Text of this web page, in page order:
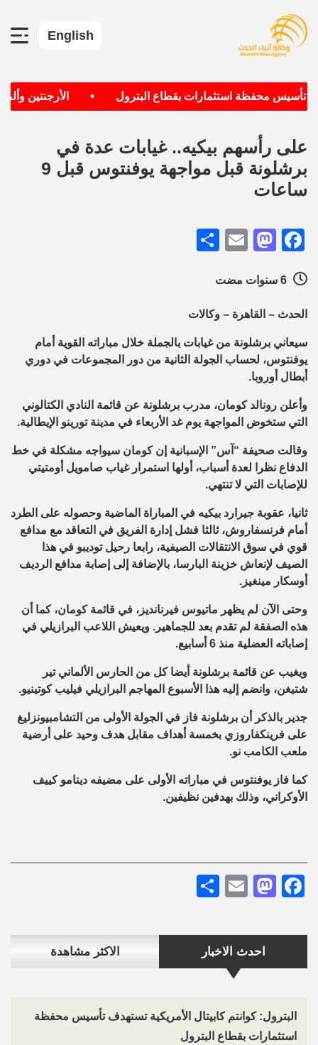
English
تأسيس محفظة استثمارات بقطاع البترول الأرجنتين
احدث الاخبار الاكثر مشاهدة
البترول: كوانتم كابيتال الأمريكية تستهدف تأسيس محفظة
استثمارات بقطاع البترول
على رأسهم بيكيه.. غيابات عدة في
برشلونة قبل مواجهة يوفنتوس قبل 9
ساعات
Facebook
Mastodon
Email
الحدث – القاهرة – وكالات
سيعاني برشلونة من غيابات بالجملة خلال مباراته القوية أمام
يوفنتوس، لحساب الجولة الثانية من دور المجموعات في دوري
أبطال أوروبا.
وأعلن رونالد كومان، مدرب برشلونة عن قائمة النادي الكتالوني
التي ستخوض المواجهة يوم غد الأربعاء في مدينة تورينو الإيطالية.
وقالت صحيفة “آس” الإسبانية إن كومان سيواجه مشكلة في خط
الدفاع نظرا لعدة أسباب، أولها استمرار غياب صامويل أومتيتي
للإصابات التي لا تنتهي.
ثانيا، عقوبة جيرارد بيكيه في المباراة الماضية وحصوله على الطرد
أمام فرنسفاروش، ثالثا فشل إدارة الفريق في التعاقد مع مدافع
قوي في سوق الانتقالات الصيفية، رابعا رحيل توديبو في هذا
الصيف لإنعاش خزينة البارسا، بالإضافة إلى إصابة مدافع الرديف
أوسكار مينغيز.
وحتى الآن لم يظهر ماتيوس فيرنانديز، في قائمة كومان، كما أن
هذه الصفقة لم تقدم بعد للجماهير. ويعيش اللاعب البرازيلي في
إصاباته العضلية منذ 6 أسابيع.
ويغيب عن قائمة برشلونة أيضا كل من الحارس الألماني تير
شتيغن، وانضم إليه هذا الأسبوع المهاجم البرازيلي فيليب كوتينيو.
جدير بالذكر أن برشلونة فاز في الجولة الأولى من التشامبيونزليغ
على فرينكفاروزي بخمسة أهداف مقابل هدف وحيد على أرضية
ملعب الكامب نو.
كما فاز يوفنتوس في مباراته الأولى على مضيفه دينامو كييف
الأوكراني، وذلك بهدفين نظيفين.
Facebook
Mastodon
Email